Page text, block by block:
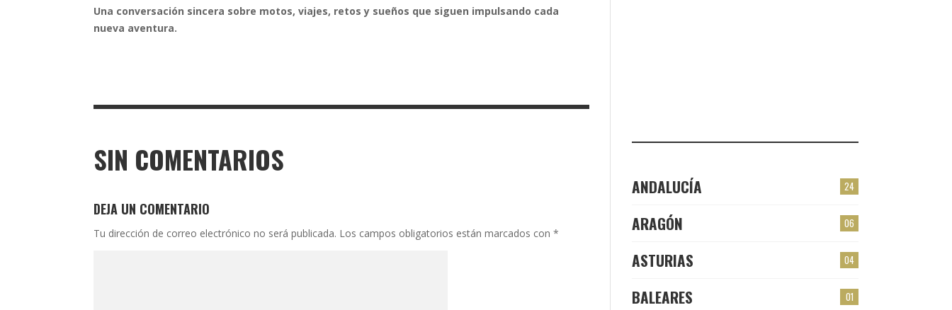
Una conversación sincera sobre motos, viajes, retos y sueños que siguen impulsando cada
nueva aventura.
SIN COMENTARIOS
DEJA UN COMENTARIO
Tu dirección de correo electrónico no será publicada. Los campos obligatorios están marcados con *
24
ANDALUCÍA
06
ARAGÓN
04
ASTURIAS
01
BALEARES